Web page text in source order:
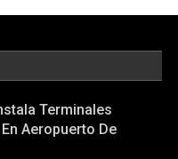
Terminales
Aeropuerto De